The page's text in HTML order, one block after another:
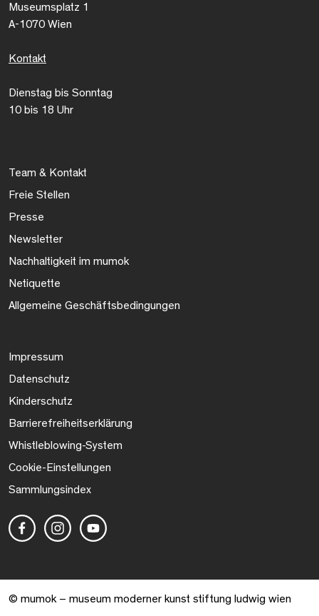
Museumsplatz 1
A-1070 Wien
Kontakt
Dienstag bis Sonntag
10 bis 18 Uhr
Team & Kontakt
Freie Stellen
Presse
Newsletter
Nachhaltigkeit im mumok
Netiquette
Allgemeine Geschäftsbedingungen
Impressum
Datenschutz
Kinderschutz
Barrierefreiheitserklärung
Whistleblowing-System
Cookie-Einstellungen
Sammlungsindex
© mumok – museum moderner kunst stiftung ludwig wien